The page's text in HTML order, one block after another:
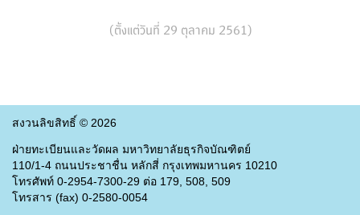
(ตั้งแต่วันที่ 29 ตุลาคม 2561)
สงวนลิขสิทธิ์ © 2026
ฝ่ายทะเบียนและวัดผล มหาวิทยาลัยธุรกิจบัณฑิตย์
110/1-4 ถนนประชาชื่น หลักสี่ กรุงเทพมหานคร 10210
โทรศัพท์ 0-2954-7300-29 ต่อ 179, 508, 509
โทรสาร (fax) 0-2580-0054